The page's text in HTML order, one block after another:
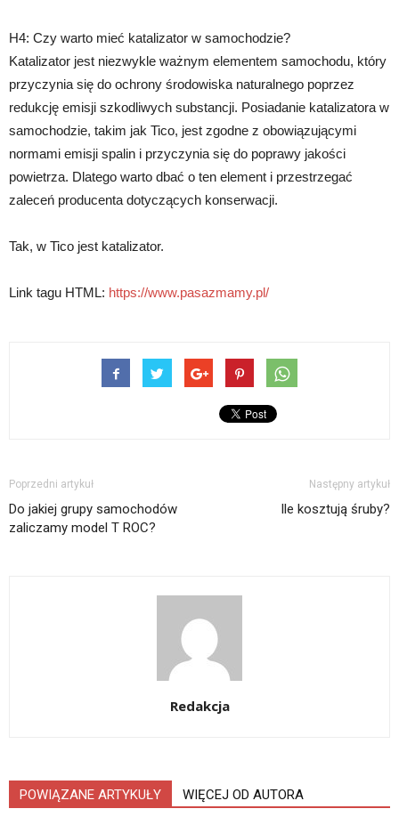
H4: Czy warto mieć katalizator w samochodzie?
Katalizator jest niezwykle ważnym elementem samochodu, który
przyczynia się do ochrony środowiska naturalnego poprzez
redukcję emisji szkodliwych substancji. Posiadanie katalizatora w
samochodzie, takim jak Tico, jest zgodne z obowiązującymi
normami emisji spalin i przyczynia się do poprawy jakości
powietrza. Dlatego warto dbać o ten element i przestrzegać
zaleceń producenta dotyczących konserwacji.
Tak, w Tico jest katalizator.
Link tagu HTML: https://www.pasazmamy.pl/
Poprzedni artykuł
Do jakiej grupy samochodów
zaliczamy model T ROC?
Następny artykuł
Ile kosztują śruby?
Redakcja
POWIĄZANE ARTYKUŁY WIĘCEJ OD AUTORA